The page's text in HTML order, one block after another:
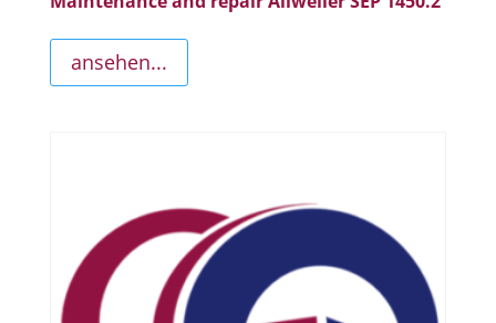
ansehen...